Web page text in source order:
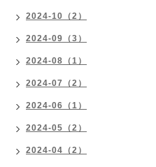
2024-10（2）
2024-09（3）
2024-08（1）
2024-07（2）
2024-06（1）
2024-05（2）
2024-04（2）